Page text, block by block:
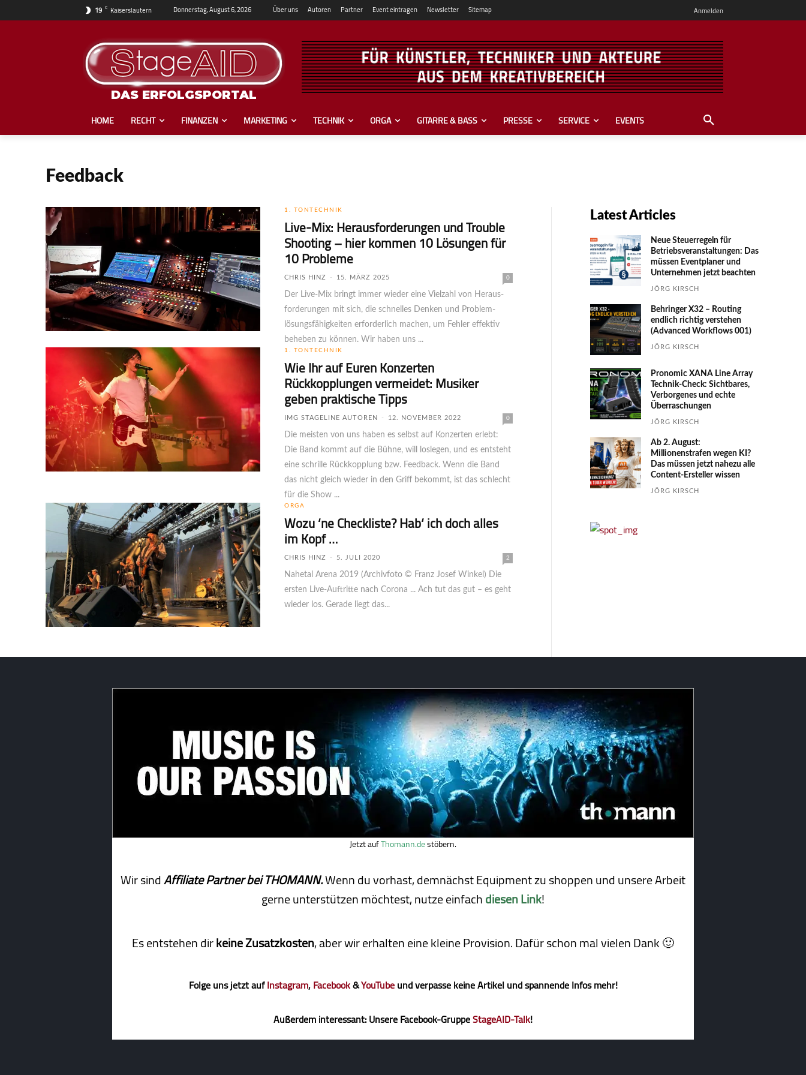
19 C Kaiserslautern Donnerstag, August 6, 2026 Über uns Autoren Partner Event eintragen Newsletter Sitemap Anmelden
DAS ERFOLGSPORTAL
HOME RECHT FINANZEN MARKETING TECHNIK ORGA GITARRE & BASS PRESSE SERVICE EVENTS
Feedback
1. TONTECHNIK
Live-Mix: Herausforderungen und Trouble
Shooting – hier kommen 10 Lösungen für
10 Probleme
CHRIS HINZ - 15. MÄRZ 2025 0
Der Live-Mix bringt immer wieder eine Vielzahl von Heraus­
forde­rungen mit sich, die schnelles Denken und Problem­
lösungs­fähig­keiten erforderlich machen, um Fehler effektiv
beheben zu können. Wir haben uns ...
1. TONTECHNIK
Wie Ihr auf Euren Konzerten
Rückkopplungen vermeidet: Musiker
geben praktische Tipps
IMG STAGELINE AUTOREN - 12. NOVEMBER 2022 0
Die meisten von uns haben es selbst auf Konzerten erlebt:
Die Band kommt auf die Bühne, will loslegen, und es entsteht
eine schrille Rückkopplung bzw. Feedback. Wenn die Band
das nicht gleich wieder in den Griff bekommt, ist das schlecht
für die Show ...
ORGA
Wozu ‘ne Checkliste? Hab‘ ich doch alles
im Kopf …
CHRIS HINZ - 5. JULI 2020 2
Nahetal Arena 2019 (Archivfoto © Franz Josef Winkel) Die
ersten Live-Auftritte nach Corona ... Ach tut das gut – es geht
wieder los. Gerade liegt das...
Latest Articles
Neue Steuerregeln für
Betriebsveranstaltungen: Das
müssen Eventplaner und
Unternehmen jetzt beachten
JÖRG KIRSCH
Behringer X32 – Routing
endlich richtig verstehen
(Advanced Workflows 001)
JÖRG KIRSCH
Pronomic XANA Line Array
Technik-Check: Sichtbares,
Verborgenes und echte
Überraschungen
JÖRG KIRSCH
Ab 2. August:
Millionenstrafen wegen KI?
Das müssen jetzt nahezu alle
Content-Ersteller wissen
JÖRG KIRSCH
Jetzt aufThomann.destöbern.
Wir sindAffiliate Partner bei THOMANN.Wenn du vorhast, demnächst Equipment zu shoppen und unsere Arbeit
gerne unterstützen möchtest, nutze einfachdiesen Link!
Es entstehen dirkeine Zusatzkosten, aber wir erhalten eine kleine Pro­vi­sion. Dafür schon mal vielen Dank 🙂
Folge uns jetzt aufInstagram,Facebook&YouTubeund verpasse keine Artikel und spannende Infos mehr!
Außerdem interessant: Unsere Facebook-GruppeStageAID-Talk!